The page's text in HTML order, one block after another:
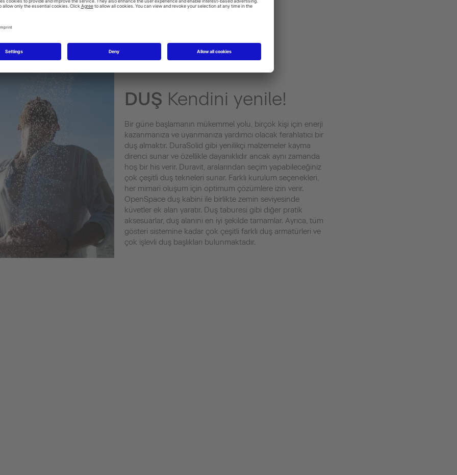
DUŞ Kendini yenile!
Bir güne başlamanın mükemmel yolu, birçok kişi için enerji
kazanmanıza ve uyanmanıza yardımcı olacak ferahlatıcı bir
duş almaktır. DuraSolid gibi yenilikçi malzemeler kayma
direnci sunar ve özellikle dayanıklıdır ancak aynı zamanda
hoş bir his verir. Duravit, aralarından seçim yapabileceğiniz
çok çeşitli duş tekneleri sunar. Farklı kurulum seçenekleri,
her mimari oluşum için optimum çözümlere izin verir.
OpenSpace duş kabini ile birlikte zemin seviyesinde
küvetler ek alan yaratır. Duş taburesi gibi diğer pratik
aksesuarlar, duş alanını en iyi şekilde tamamlar. Ayrıca, tüm
gösteri sistemine kadar çok çeşitli farklı duş armatürleri ve
çok işlevli duş başlıkları bulunmaktadır.